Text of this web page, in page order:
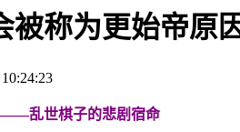
被称为更始帝原
——乱世棋子的悲剧宿命